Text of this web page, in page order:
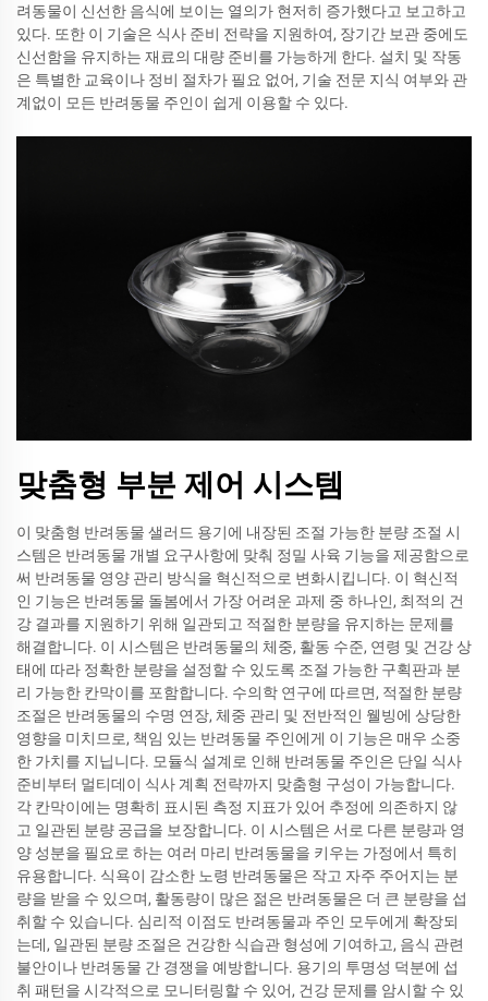
려동물이 신선한 음식에 보이는 열의가 현저히 증가했다고 보고하고
있다. 또한 이 기술은 식사 준비 전략을 지원하여, 장기간 보관 중에도
신선함을 유지하는 재료의 대량 준비를 가능하게 한다. 설치 및 작동
은 특별한 교육이나 정비 절차가 필요 없어, 기술 전문 지식 여부와 관
계없이 모든 반려동물 주인이 쉽게 이용할 수 있다.
맞춤형 부분 제어 시스템
이 맞춤형 반려동물 샐러드 용기에 내장된 조절 가능한 분량 조절 시
스템은 반려동물 개별 요구사항에 맞춰 정밀 사육 기능을 제공함으로
써 반려동물 영양 관리 방식을 혁신적으로 변화시킵니다. 이 혁신적
인 기능은 반려동물 돌봄에서 가장 어려운 과제 중 하나인, 최적의 건
강 결과를 지원하기 위해 일관되고 적절한 분량을 유지하는 문제를
해결합니다. 이 시스템은 반려동물의 체중, 활동 수준, 연령 및 건강 상
태에 따라 정확한 분량을 설정할 수 있도록 조절 가능한 구획판과 분
리 가능한 칸막이를 포함합니다. 수의학 연구에 따르면, 적절한 분량
조절은 반려동물의 수명 연장, 체중 관리 및 전반적인 웰빙에 상당한
영향을 미치므로, 책임 있는 반려동물 주인에게 이 기능은 매우 소중
한 가치를 지닙니다. 모듈식 설계로 인해 반려동물 주인은 단일 식사
준비부터 멀티데이 식사 계획 전략까지 맞춤형 구성이 가능합니다.
각 칸막이에는 명확히 표시된 측정 지표가 있어 추정에 의존하지 않
고 일관된 분량 공급을 보장합니다. 이 시스템은 서로 다른 분량과 영
양 성분을 필요로 하는 여러 마리 반려동물을 키우는 가정에서 특히
유용합니다. 식욕이 감소한 노령 반려동물은 작고 자주 주어지는 분
량을 받을 수 있으며, 활동량이 많은 젊은 반려동물은 더 큰 분량을 섭
취할 수 있습니다. 심리적 이점도 반려동물과 주인 모두에게 확장되
는데, 일관된 분량 조절은 건강한 식습관 형성에 기여하고, 음식 관련
불안이나 반려동물 간 경쟁을 예방합니다. 용기의 투명성 덕분에 섭
취 패턴을 시각적으로 모니터링할 수 있어, 건강 문제를 암시할 수 있